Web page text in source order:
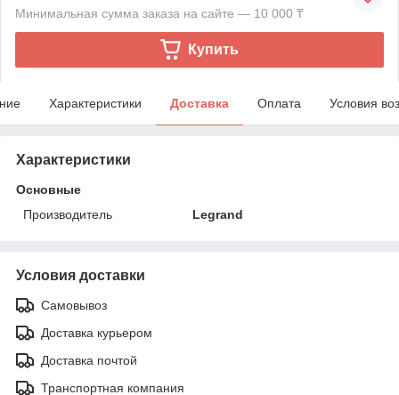
Минимальная сумма заказа на сайте — 10 000 ₸
Купить
Характеристики Доставка Оплата Условия
Характеристики
Основные
Производитель
Legrand
Условия доставки
Самовывоз
Доставка курьером
Доставка почтой
Транспортная компания